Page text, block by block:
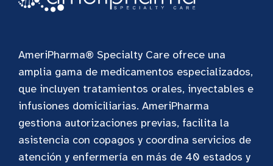
AmeriPharma® Specialty Care ofrece una
amplia gama de medicamentos especializados,
que incluyen tratamientos orales, inyectables e
infusiones domiciliarias. AmeriPharma
gestiona autorizaciones previas, facilita la
asistencia con copagos y coordina servicios de
atención y enfermería en más de 40 estados y